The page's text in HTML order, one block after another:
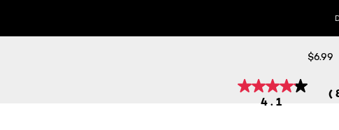
CREAM
$6.99
4.1